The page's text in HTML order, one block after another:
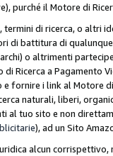
purché il Motore di
di ricerca, o altri
di battitura di
o altrimenti
Ricerca a Pagamento
fornire i link al Motore
naturali, liberi,
al tuo sito e non
), ad un Sito
alcun